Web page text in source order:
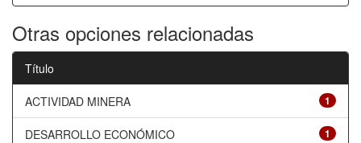
Otras opciones relacionadas
Título
1
ACTIVIDAD MINERA
1
DESARROLLO ECONÓMICO